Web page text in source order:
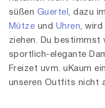
süßen Guertel , dazu
Mütze und Uhren ,
ziehen. Du
sportlich-elegante
Freizet uvm. uKaum
unseren Outfits nicht